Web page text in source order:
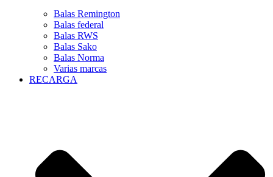
Balas Remington
Balas federal
Balas RWS
Balas Sako
Balas Norma
Varias marcas
RECARGA